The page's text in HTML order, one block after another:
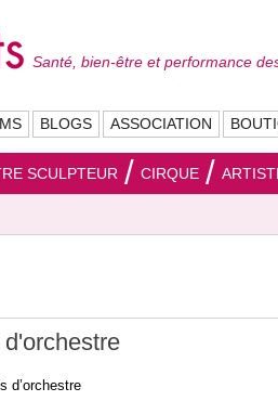
Santé, bien-être et performance
BLOGS ASSOCIATION
SCULPTEUR CIRQUE
d’orchestre